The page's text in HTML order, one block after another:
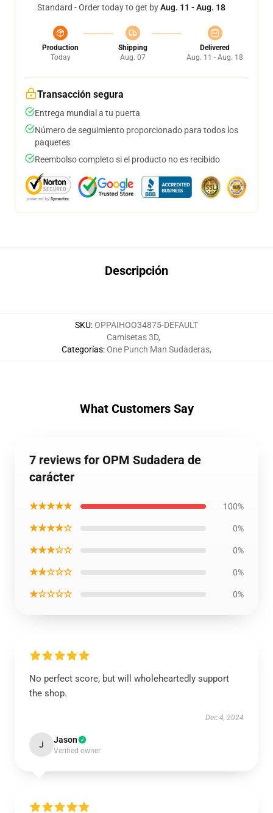
Standard - Order today to get byAug. 11 - Aug. 18
Production
Today
Shipping
Aug. 07
Delivered
Aug. 11 - Aug. 18
Transacción segura
Entrega mundial a tu puerta
Número de seguimiento proporcionado para todos los
paquetes
Reembolso completo si el producto no es recibido
Descripción
SKU:OPPAIHOO34875-DEFAULT
Categorías:
Camisetas 3D,
One Punch Man Sudaderas,
What Customers Say
7 reviews for OPM Sudadera de
carácter
★★★★★ 100%
★★★★☆ 0%
★★★☆☆ 0%
★★☆☆☆ 0%
★☆☆☆☆ 0%
No perfect score, but will wholeheartedly support
the shop.
Dec 4, 2024
J Jason
Verified owner